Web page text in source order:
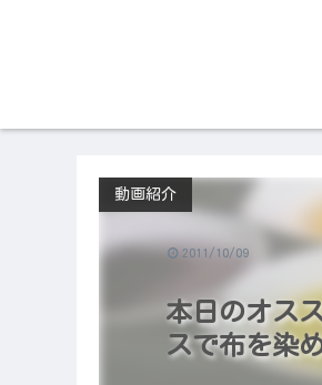
本日のオス
スで布を染
動画紹介
2011/10/09